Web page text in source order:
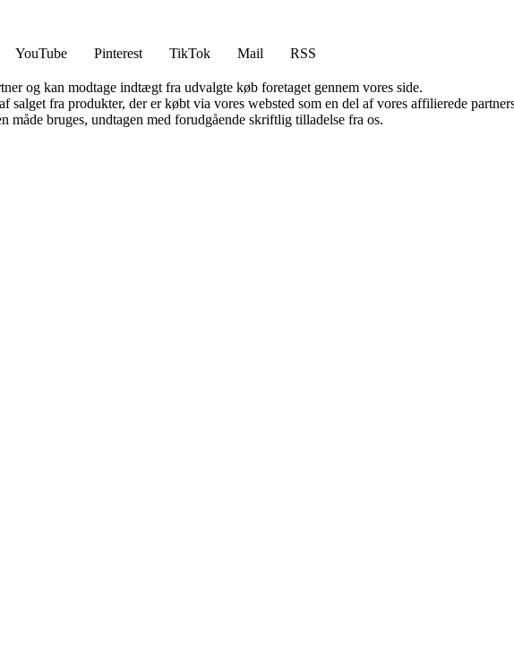
YouTube Pinterest TikTok Mail
RSS
og kan modtage indtægt fra udvalgte køb foretaget gennem vores side.
fra produkter, der er købt via vores websted som en del af vores affilierede
måde bruges, undtagen med forudgående skriftlig tilladelse fra os.